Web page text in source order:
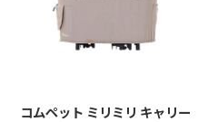
コムペット ミリミリ キャリー